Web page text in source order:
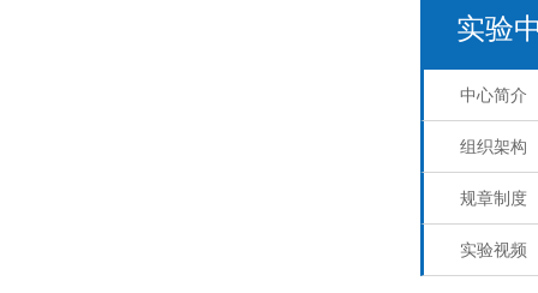
实验
中心简介
组织架构
规章制度
实验视频